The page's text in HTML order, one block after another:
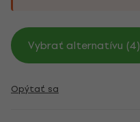
Vybrať alternatívu (4)
Opýtať sa